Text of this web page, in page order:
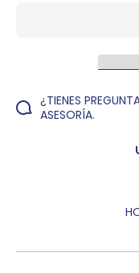
¿TIENES
ASESORÍA.